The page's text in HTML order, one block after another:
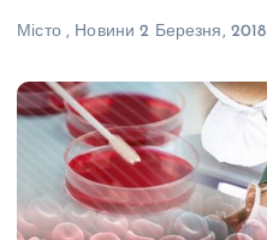
Місто, Новини 2 Березня, 2018